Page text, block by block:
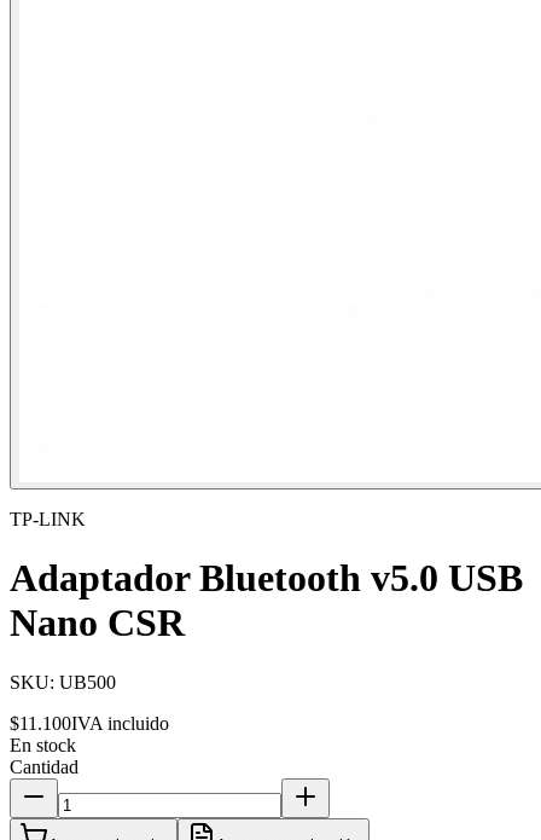
TP-LINK
Adaptador Bluetooth v5.0 USB
Nano CSR
SKU: UB500
$11.100IVA incluido
En stock
Cantidad